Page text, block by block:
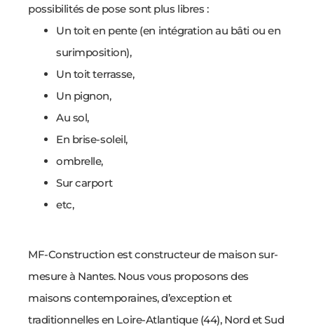
possibilités de pose sont plus libres :
Un toit en pente (en intégration au bâti ou en
surimposition),
Un toit terrasse,
Un pignon,
Au sol,
En brise-soleil,
ombrelle,
Sur carport
etc,
MF-Construction est constructeur de maison sur-
mesure à Nantes. Nous vous proposons des
maisons contemporaines, d’exception et
traditionnelles en Loire-Atlantique (44), Nord et Sud